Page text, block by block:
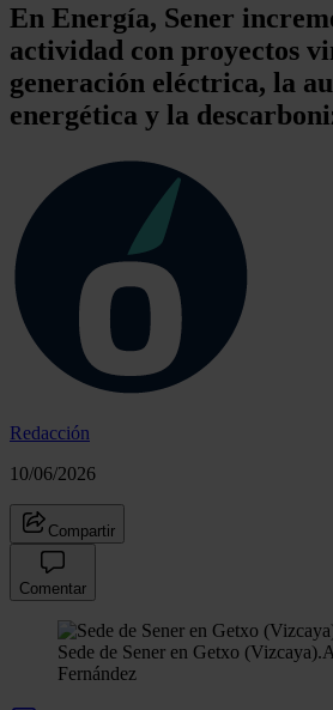
En Energía, Sener
actividad con proyectos
generación eléctrica, la
energética y la
Redacción
10/06/2026
Compartir
Comentar
Sede de Sener en Getxo (Vizcaya).
Fernández